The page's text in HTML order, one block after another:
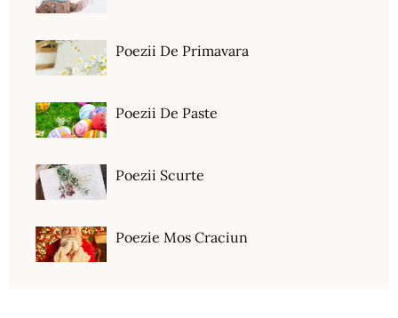
Poezii De Primavara
Poezii De Paste
Poezii Scurte
Poezie Mos Craciun